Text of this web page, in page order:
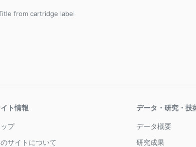
from cartridge label
ト情報
ップ
のサイトについて
データ・研究・技
データ概要
研究成果